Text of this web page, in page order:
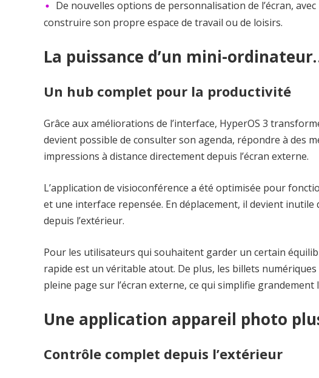
De nouvelles options de personnalisation de l’écran,
construire son propre espace de travail ou de loisirs.
La puissance d’un mini-
Un hub complet pour la productivité
Grâce aux améliorations de l’interface, HyperOS 3
devient possible de consulter son agenda, répondre à des
impressions à distance directement depuis l’écran externe.
L’application de visioconférence a été optimisée pour
et une interface repensée. En déplacement, il devient
depuis l’extérieur.
Pour les utilisateurs qui souhaitent garder un certain
rapide est un véritable atout. De plus, les billets
pleine page sur l’écran externe, ce qui simplifie
Une application appareil photo
Contrôle complet depuis l’extérieur